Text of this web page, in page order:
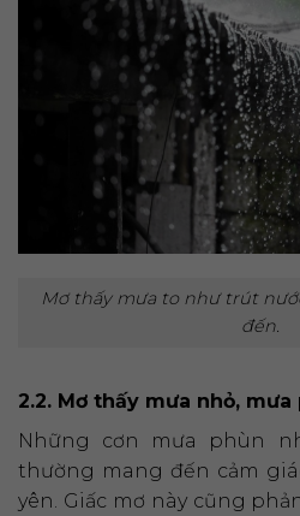
Mơ thấy mưa to như trút
đến.
2.2. Mơ thấy mưa nhỏ,
Những cơn mưa phùn
thường mang đến cảm
yên. Giấc mơ này cũng